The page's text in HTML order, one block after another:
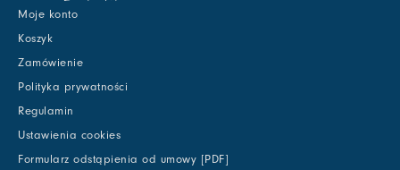
Moje konto
Koszyk
Zamówienie
Polityka prywatności
Regulamin
Ustawienia cookies
Formularz odstąpienia od umowy [PDF]